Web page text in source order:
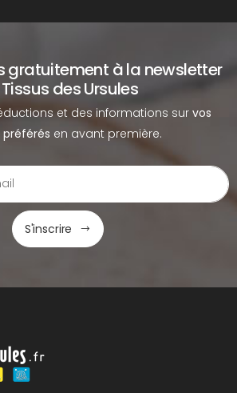
gratuitement à la newsletter
des Ursules
et des informations sur vos
en avant première.
S'inscrire